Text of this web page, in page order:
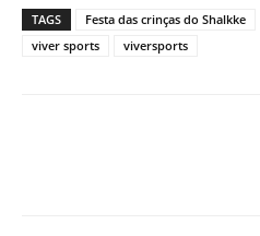
TAGS Festa das crinças do Shalkke
viver sports
viversports